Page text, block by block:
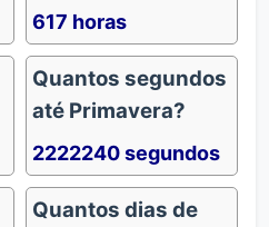
617 horas
Quantos segundos
até Primavera?
2222240 segundos
Quantos dias de